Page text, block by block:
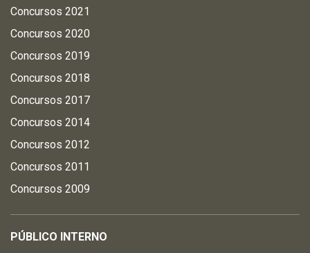
Concursos 2021
Concursos 2020
Concursos 2019
Concursos 2018
Concursos 2017
Concursos 2014
Concursos 2012
Concursos 2011
Concursos 2009
PÚBLICO INTERNO